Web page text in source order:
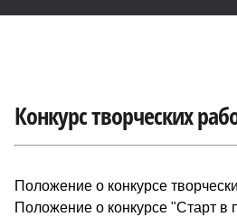
Конкурс творческих
Положение о конкурсе
Положение о конкурсе "Старт в